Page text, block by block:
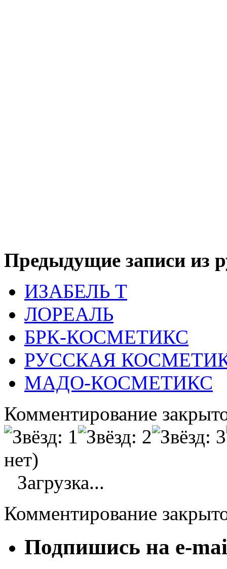
Предыдущие записи из
ИЗАБЕЛЬ Т
ЛОРЕАЛЬ
БРК-КОСМЕТИКС
РУССКАЯ
МАДО-КОСМЕТИКС
Комментирование
нет)
Загрузка...
Комментирование
Подпишись на e-